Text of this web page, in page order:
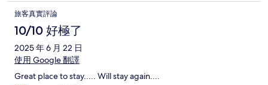
旅客真實評論
10/10 好極了
2025 年 6 月 22 日
使用 Google 翻譯
Great place to stay..... Will stay again....